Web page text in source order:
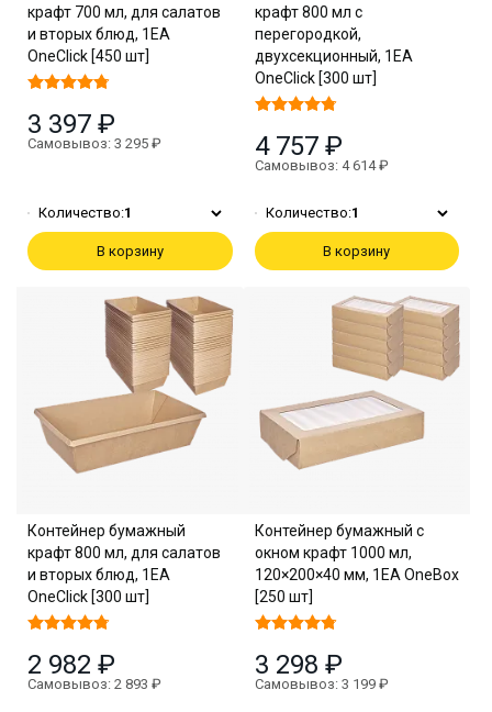
крафт 700 мл, для салатов
и вторых блюд, 1EA
OneClick [450 шт]
3 397 ₽
Самовывоз: 3 295 ₽
Количество:1
В корзину
крафт 800 мл с
перегородкой,
двухсекционный, 1EA
OneClick [300 шт]
4 757 ₽
Самовывоз: 4 614 ₽
Количество:1
В корзину
Контейнер бумажный
крафт 800 мл, для салатов
и вторых блюд, 1EA
OneClick [300 шт]
2 982 ₽
Самовывоз: 2 893 ₽
Контейнер бумажный с
окном крафт 1000 мл,
120×200×40 мм, 1EA OneBox
[250 шт]
3 298 ₽
Самовывоз: 3 199 ₽